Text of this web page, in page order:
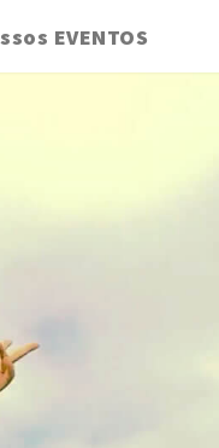
EVENTOS